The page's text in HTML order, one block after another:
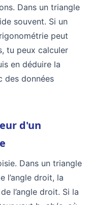
Dans un triangle
souvent. Si un
peut
tu peux calculer
en déduire la
des données
d'un
Dans un triangle
l’angle droit, la
l’angle droit. Si la